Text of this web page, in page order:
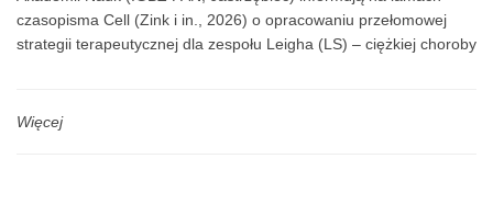
czasopisma Cell (Zink i in., 2026) o opracowaniu przełomowej
strategii terapeutycznej dla zespołu Leigha (LS) – ciężkiej choroby
Więcej